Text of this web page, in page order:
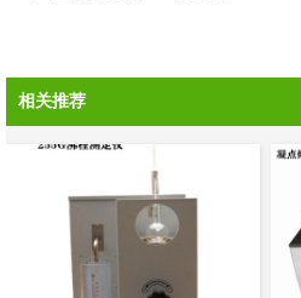
相关推荐